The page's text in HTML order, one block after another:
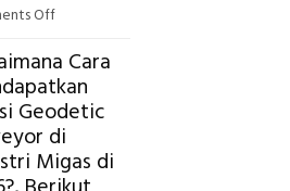
Estimasi
Biaya
Per
m²
untuk
Offon
Pemetaan
Drone
LiDAR
Mataram,
Global
Ekplorasi
Cara
Geodetic
di
Migas di